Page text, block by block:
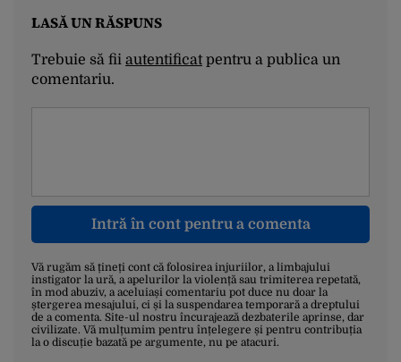
LASĂ UN RĂSPUNS
Trebuie să fii autentificatpentru a publica un
comentariu.
Intră în cont pentru a comenta
Vă rugăm să țineți cont că folosirea injuriilor, a limbajului
instigator la ură, a apelurilor la violență sau trimiterea repetată,
în mod abuziv, a aceluiași comentariu pot duce nu doar la
ștergerea mesajului, ci și la suspendarea temporară a dreptului
de a comenta. Site-ul nostru încurajează dezbaterile aprinse, dar
civilizate. Vă mulțumim pentru înțelegere și pentru contribuția
la o discuție bazată pe argumente, nu pe atacuri.